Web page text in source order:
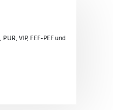
VIP, FEF-PEF und